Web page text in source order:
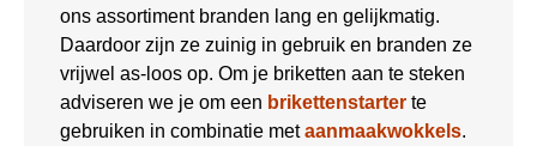
ons assortiment branden lang en gelijkmatig.
Daardoor zijn ze zuinig in gebruik en branden ze
vrijwel as-loos op. Om je briketten aan te steken
adviseren we je om een brikettenstarter te
gebruiken in combinatie metaanmaakwokkels.